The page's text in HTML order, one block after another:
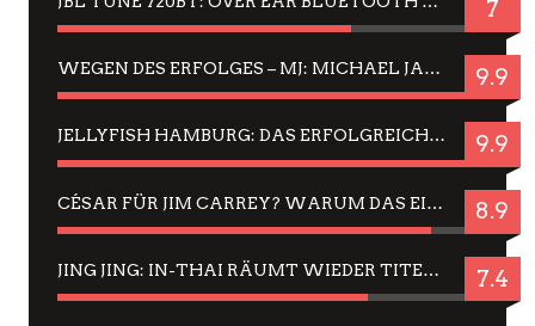
7
WEGEN DES ERFOLGES – MJ: MICHAEL JACKSON MUSICAL IN EINER MATINEE SEHEN 9.9
JELLYFISH HAMBURG: DAS ERFOLGREICHE SOMMER-MENÜ 2025 IN GEFÜHLEN UND BILDERN 9.9
CÉSAR FÜR JIM CARREY? WARUM DAS EINER DER NERVIGSTEN ACTORS IST UND BLEIBT 8.9
JING JING: IN-THAI RÄUMT WIEDER TITEL AB – EIN ZWEI-STUNDEN-ERLEBNISBERICHT 7.4